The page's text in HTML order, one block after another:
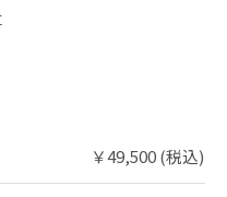
￥49,500 (税込)